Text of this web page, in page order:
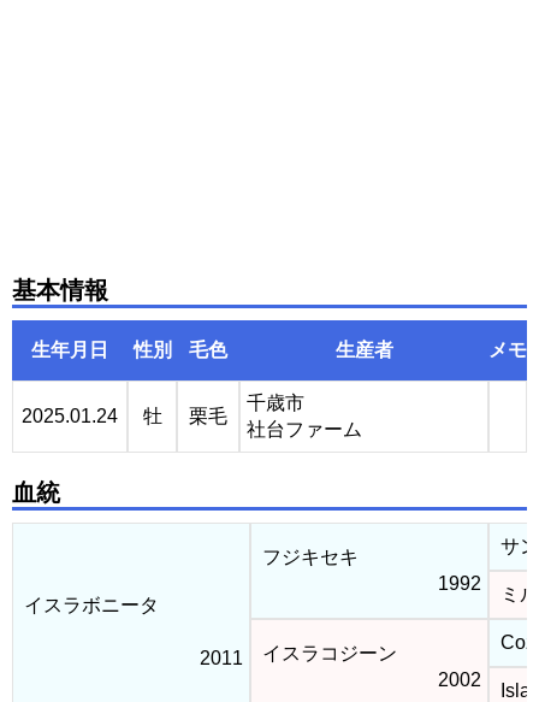
基本情報
生年月日 性別 毛色 生産者 メモ
2025.01.24 牡 栗毛
千歳市
社台ファーム
血統
イスラボニータ
2011
フジキセキ
1992
サ
ミ
イスラコジーン
2002
Isla